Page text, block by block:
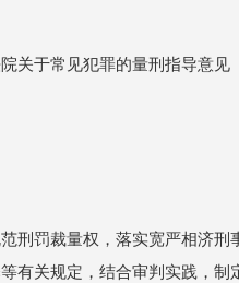
关于常见犯罪的量刑指导意见
刑罚裁量权，落实宽严相济
有关规定，结合审判实践，制